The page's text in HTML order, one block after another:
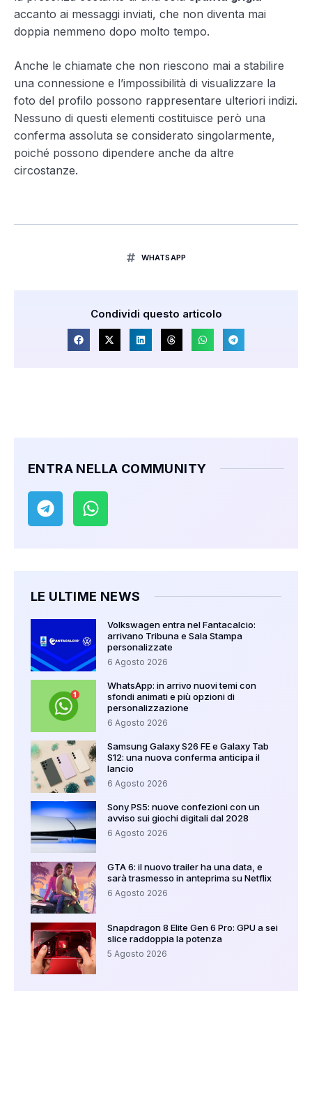
accanto ai messaggi inviati, che non diventa mai
doppia nemmeno dopo molto tempo.
Anche le chiamate che non riescono mai a stabilire
una connessione e l’impossibilità di visualizzare la
foto del profilo possono rappresentare ulteriori indizi.
Nessuno di questi elementi costituisce però una
conferma assoluta se considerato singolarmente,
poiché possono dipendere anche da altre
circostanze.
WHATSAPP
Condividi questo articolo
ENTRA NELLA COMMUNITY
LE ULTIME NEWS
Volkswagen entra nel Fantacalcio:
arrivano Tribuna e Sala Stampa
personalizzate
6 Agosto 2026
WhatsApp: in arrivo nuovi temi con
sfondi animati e più opzioni di
personalizzazione
6 Agosto 2026
Samsung Galaxy S26 FE e Galaxy Tab
S12: una nuova conferma anticipa il
lancio
6 Agosto 2026
Sony PS5: nuove confezioni con un
avviso sui giochi digitali dal 2028
6 Agosto 2026
GTA 6: il nuovo trailer ha una data, e
sarà trasmesso in anteprima su Netflix
6 Agosto 2026
Snapdragon 8 Elite Gen 6 Pro: GPU a sei
slice raddoppia la potenza
5 Agosto 2026